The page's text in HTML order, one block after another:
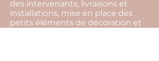
des intervenants, livraisons et
installations, mise en place des
petits éléments de décoration et